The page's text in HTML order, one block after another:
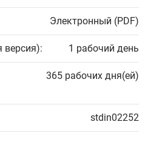
Электронный (PDF)
версия): 1 рабочий день
365 рабочих дня(ей)
stdin02252